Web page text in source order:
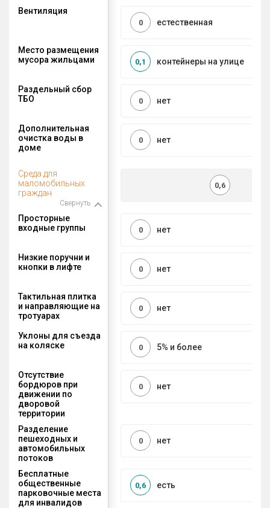
Вентиляция
естественная
0
Место размещения
мусора жильцами
контейнеры на улице
0,1
Раздельный сбор
ТБО
нет
0
Дополнительная
очистка воды в
доме
нет
0
Среда для
маломобильных
граждан
Свернуть
0,6
Просторные
входные группы
нет
0
Низкие поручни и
кнопки в лифте
нет
0
Тактильная плитка
и направляющие на
тротуарах
нет
0
Уклоны для съезда
на коляске
5% и более
0
Отсутствие
бордюров при
движении по
дворовой
территории
нет
0
Разделение
пешеходных и
автомобильных
потоков
нет
0
Бесплатные
общественные
парковочные места
для инвалидов
есть
0,6